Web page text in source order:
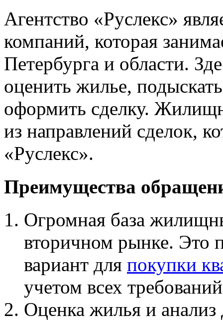
Агентство «Руслекс»
компаний, которая
Петербурга и области.
оценить жилье,
оформить сделку.
из направлений сделок,
«Руслекс».
Преимущества
Огромная база
вторичном рынке. Это
вариант для покупки
учетом всех
Оценка жилья и